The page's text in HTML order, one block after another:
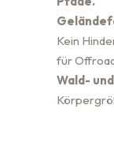
Kein
für
Wald-